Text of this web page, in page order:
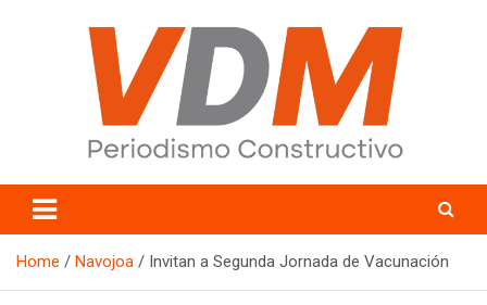
valledelmayo.com
Home Navojoa Invitan a Segunda Jornada de Vacunación